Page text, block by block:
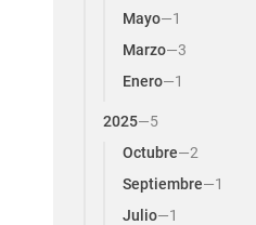
Mayo—1
Marzo—3
Enero—1
2025—5
Octubre—2
Septiembre—1
Julio—1